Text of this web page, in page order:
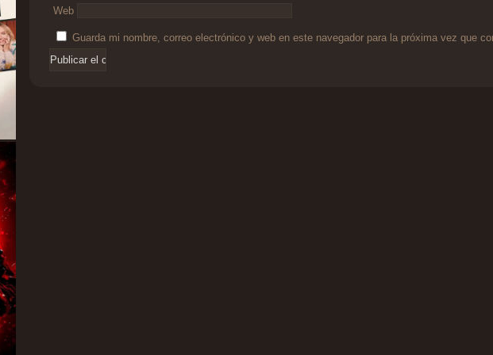
Web
Guarda mi nombre, correo electrónico y web en este navegador para la próxima vez que